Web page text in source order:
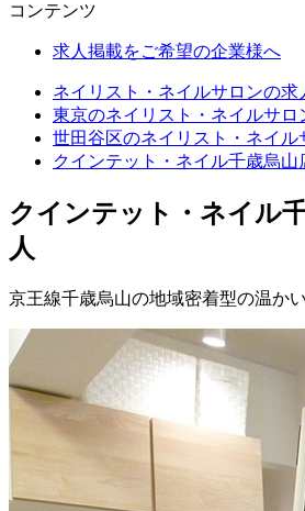
コンテンツ
求人掲載をご希望の企業様へ
ネイリスト・ネイルサロンの求
東京のネイリスト・ネイルサロ
世田谷区のネイリスト・ネイル
クインテット・ネイル千歳烏山
クインテット・ネイル
人
京王線千歳烏山の地域密着型の温か